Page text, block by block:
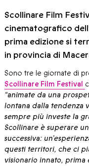
Scollinare Film
cinematografico
prima edizione si
in provincia di
Sono tre le giornate di
Scollinare Film Festival
“animate da una
lontana dalla tendenza
sempre più investe la
Scollinare è superare
successiva:
questi territori, che ci
visionario innato, prima